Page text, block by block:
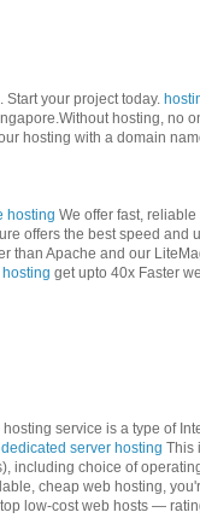
Start your project today.
hosting, no
hosting with a domain
hosting We offer fast,
offers the best speed and
than Apache and our
get upto 40x Faster
service is a type of
dedicated server hosting This
including choice of
cheap web hosting,
low-cost web hosts —